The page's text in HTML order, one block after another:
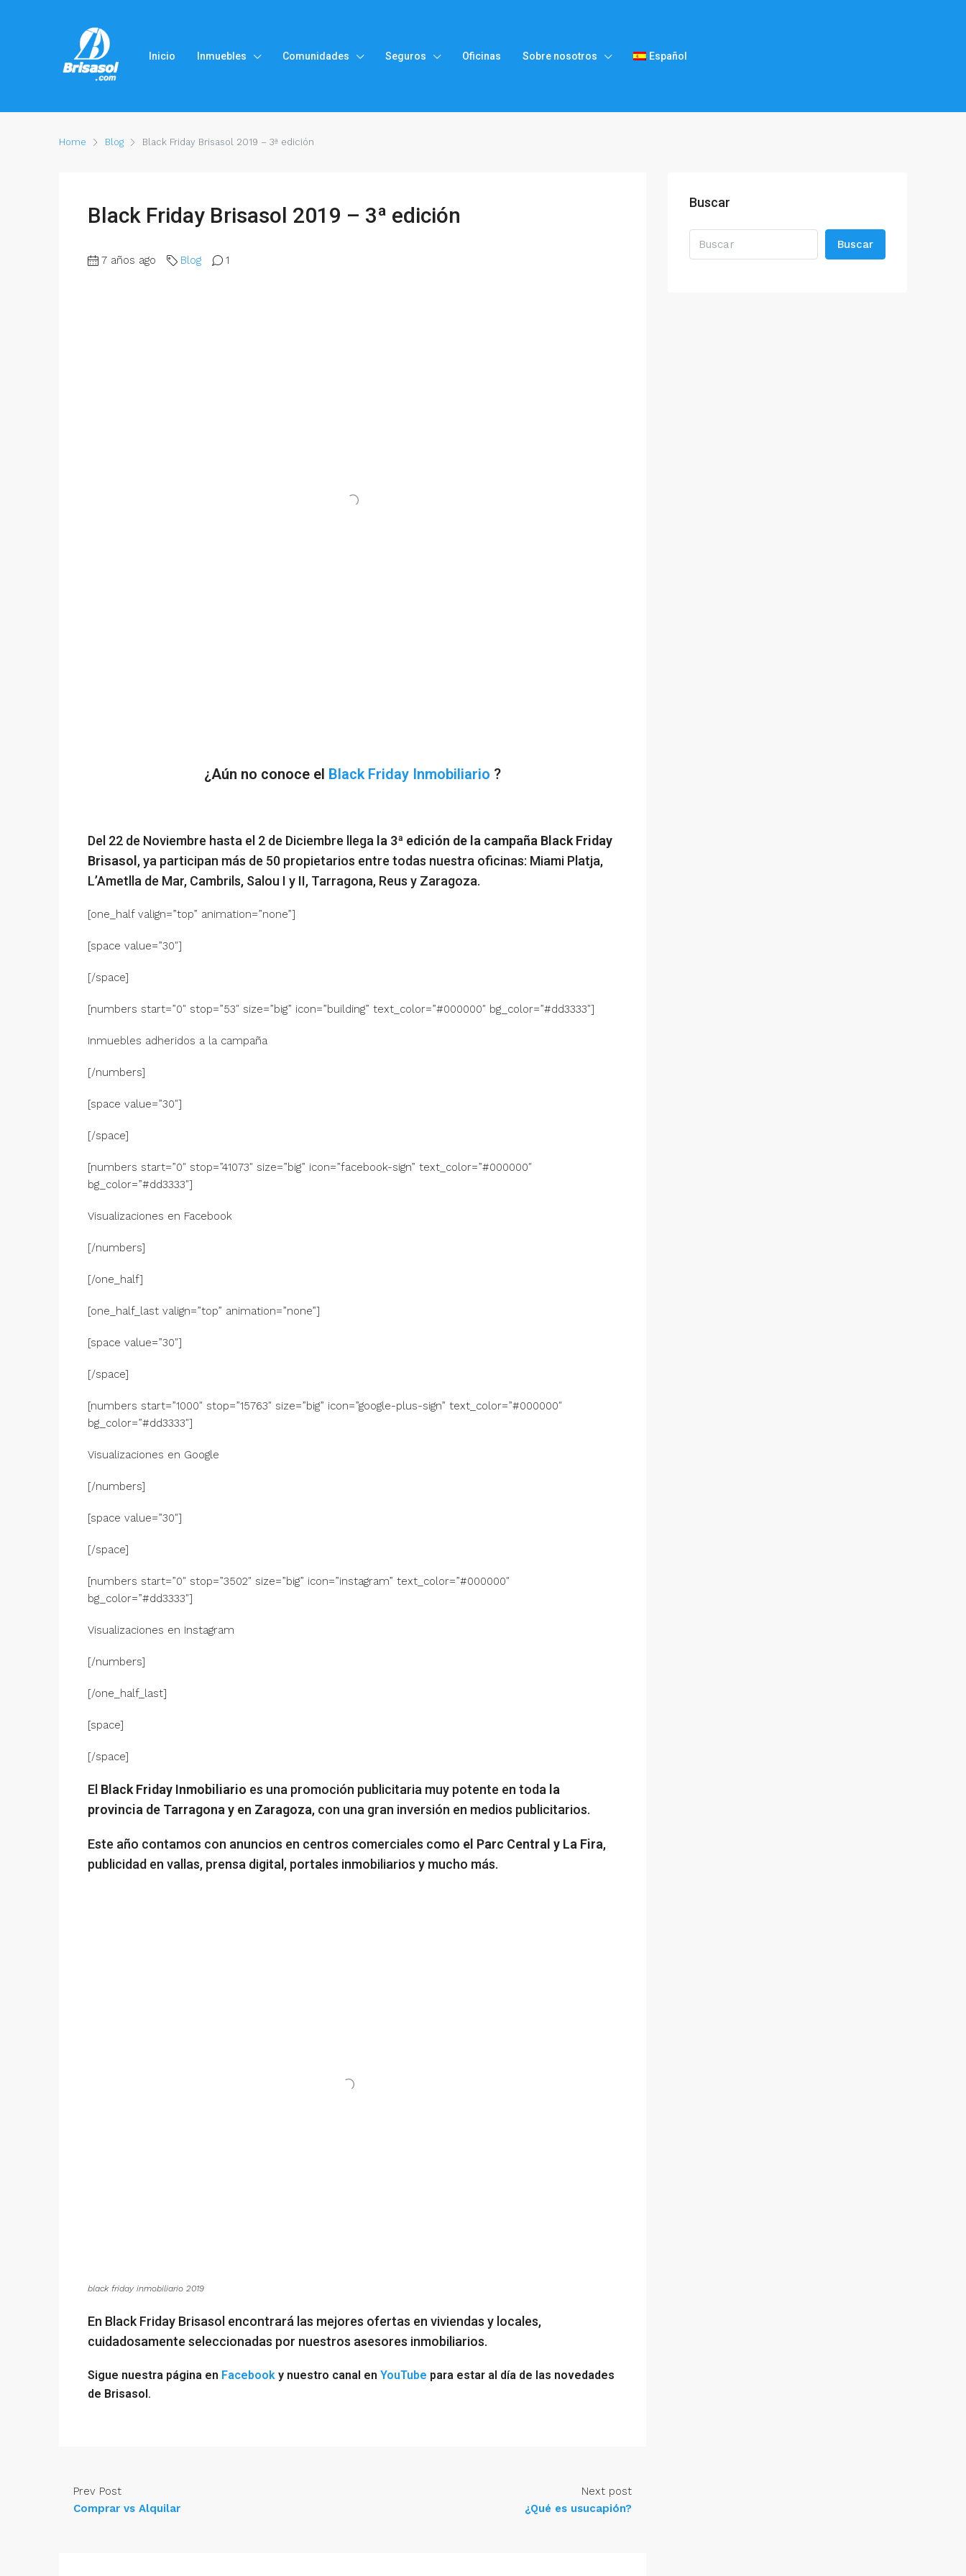
Inicio Inmuebles Comunidades Seguros Oficinas Sobre nosotros Español
Home Blog Black Friday Brisasol 2019 – 3ª edición
Black Friday Brisasol 2019 – 3ª edición
7 años ago Blog 1
¿Aún no conoce el Black Friday Inmobiliario ?
Del 22 de Noviembre hasta el 2 de Diciembre llega la 3ª edición de la campaña Black Friday
Brisasol, ya participan más de 50 propietarios entre todas nuestra oficinas: Miami Platja,
L’Ametlla de Mar, Cambrils, Salou I y II, Tarragona, Reus y Zaragoza.
[one_half valign=”top” animation=”none”]
[space value=”30″]
[/space]
[numbers start=”0″ stop=”53″ size=”big” icon=”building” text_color=”#000000″ bg_color=”#dd3333″]
Inmuebles adheridos a la campaña
[/numbers]
[space value=”30″]
[/space]
[numbers start=”0″ stop=”41073″ size=”big” icon=”facebook-sign” text_color=”#000000″
bg_color=”#dd3333″]
Visualizaciones en Facebook
[/numbers]
[/one_half]
[one_half_last valign=”top” animation=”none”]
[space value=”30″]
[/space]
[numbers start=”1000″ stop=”15763″ size=”big” icon=”google-plus-sign” text_color=”#000000″
bg_color=”#dd3333″]
Visualizaciones en Google
[/numbers]
[space value=”30″]
[/space]
[numbers start=”0″ stop=”3502″ size=”big” icon=”instagram” text_color=”#000000″
bg_color=”#dd3333″]
Visualizaciones en Instagram
[/numbers]
[/one_half_last]
[space]
[/space]
El Black Friday Inmobiliario es una promoción publicitaria muy potente en toda la
provincia de Tarragona y en Zaragoza, con una gran inversión en medios publicitarios.
Este año contamos con anuncios en centros comerciales como el Parc Central y La Fira,
publicidad en vallas, prensa digital, portales inmobiliarios y mucho más.
black friday inmobiliario 2019
En Black Friday Brisasol encontrará las mejores ofertas en viviendas y locales,
cuidadosamente seleccionadas por nuestros asesores inmobiliarios.
Sigue nuestra página en Facebook y nuestro canal en YouTube para estar al día de las novedades
de Brisasol.
Prev Post
Comprar vs Alquilar
Next post
¿Qué es usucapión?
Buscar
Buscar